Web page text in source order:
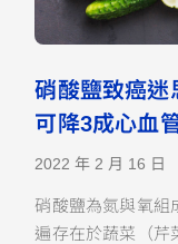
硝酸鹽致癌迷
可降3成心血
2022 年 2 月 16 日
硝酸鹽為氮與氧組
遍存在於蔬菜（芹